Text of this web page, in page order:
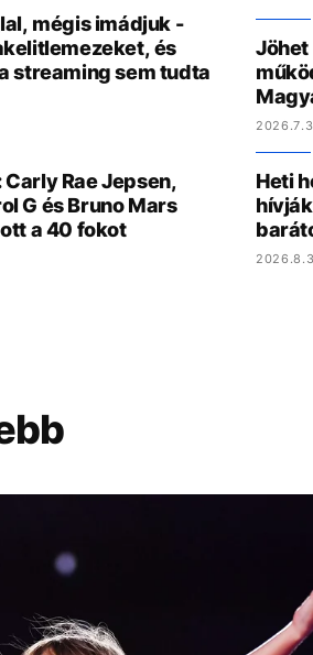
mégis imádjuk -
és
streaming sem tudta
Rae Jepsen,
G és Bruno Mars
a 40 fokot
Jöhet
Heti